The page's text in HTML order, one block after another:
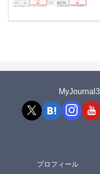
プロフィール